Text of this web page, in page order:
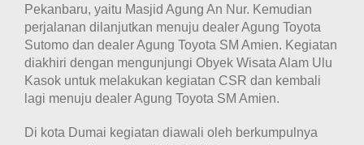
Pekanbaru, yaitu Masjid Agung An Nur. Kemudian
perjalanan dilanjutkan menuju dealer Agung Toyota
Sutomo dan dealer Agung Toyota SM Amien. Kegiatan
diakhiri dengan mengunjungi Obyek Wisata Alam Ulu
Kasok untuk melakukan kegiatan CSR dan kembali
lagi menuju dealer Agung Toyota SM Amien.
Di kota Dumai kegiatan diawali oleh berkumpulnya